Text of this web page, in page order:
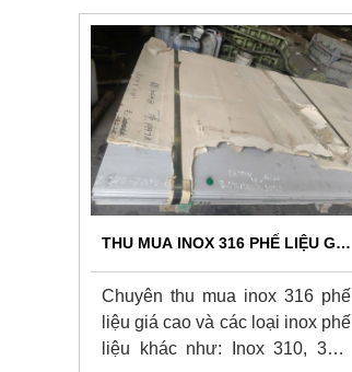
THU MUA INOX 316 PHẾ LIỆU GIÁ
Chuyên thu mua inox 316 phế
liệu giá cao và các loại inox phế
liệu khác như: Inox 310, 304,